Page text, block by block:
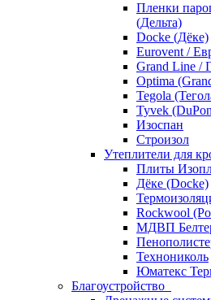
Пленки
(Дельта)
Docke (Дёке)
Eurovent /
Grand Line /
Optima
Tegola
Tyvek
Изоспан
Строизол
Утеплители для
Плиты
Дёке (Docke)
Rockwool
МДВП
Технониколь
Юматекс
Благоустройство